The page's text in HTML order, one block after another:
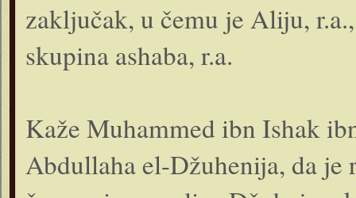
zaključak, u čemu je Aliju,
skupina ashaba, r.a.
Kaže Muhammed ibn Ishak
Abdullaha el-Džuhenija, da je